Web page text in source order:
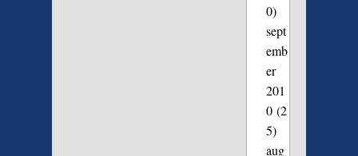
0)
sept
emb
er
201
0(2
5)
aug